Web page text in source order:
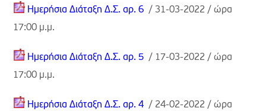
Ημερήσια Διάταξη Δ.Σ. αρ. 6 / 31-03-2022 / ώρα
17:00 μ.μ.
Ημερήσια Διάταξη Δ.Σ. αρ. 5 / 17-03-2022 / ώρα
17:00 μ.μ.
Ημερήσια Διάταξη Δ.Σ. αρ. 4 / 24-02-2022 / ώρα